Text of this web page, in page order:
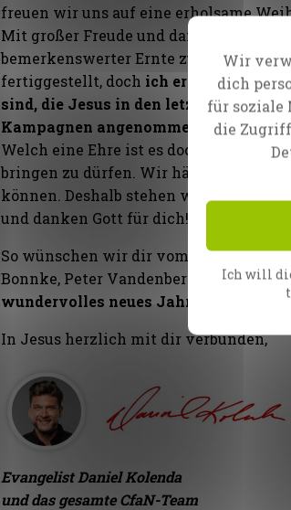
freuen wir uns auf eine erholsame
Mit großer Freude und dankbarem
bemerkenswerter Ernte zurück. Die
fertiggestellt, doch ich erwarte, dass
sind, die Jesus in den letzten zwölf
Kampagnen angenommen haben.Es
Welch eine Ehre ist es doch, die Liebe
bringen zu dürfen. Wir hätten das
können. Deshalb stehen wir Schulter
und danken Gott für dich!
So wünschen wir dir vom ganzen
Bonnke, Peter Vandenberg und mir −
wundervolles neues Jahr, gefüllt mit
In Jesus herzlich mit dir verbunden,
Evangelist Daniel Kolenda
und das gesamte CfaN-Team
Wir
dich
für soziale
die
Ich will